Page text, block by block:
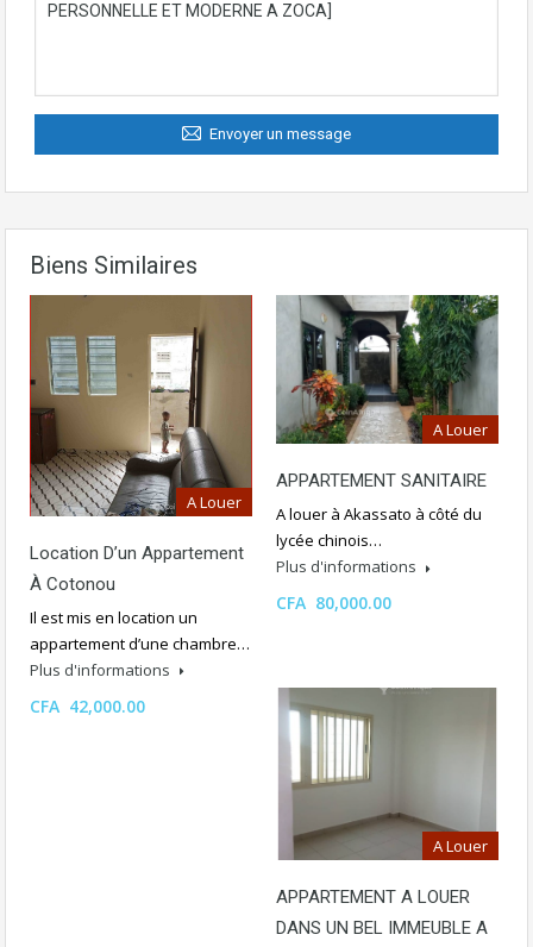
Envoyer un message
Biens Similaires
A Louer
Location D’un Appartement
À Cotonou
Il est mis en location un
appartement d’une chambre…
Plus d'informations
CFA 42,000.00
A Louer
APPARTEMENT SANITAIRE
A louer à Akassato à côté du
lycée chinois…
Plus d'informations
CFA 80,000.00
A Louer
APPARTEMENT A LOUER
DANS UN BEL IMMEUBLE A